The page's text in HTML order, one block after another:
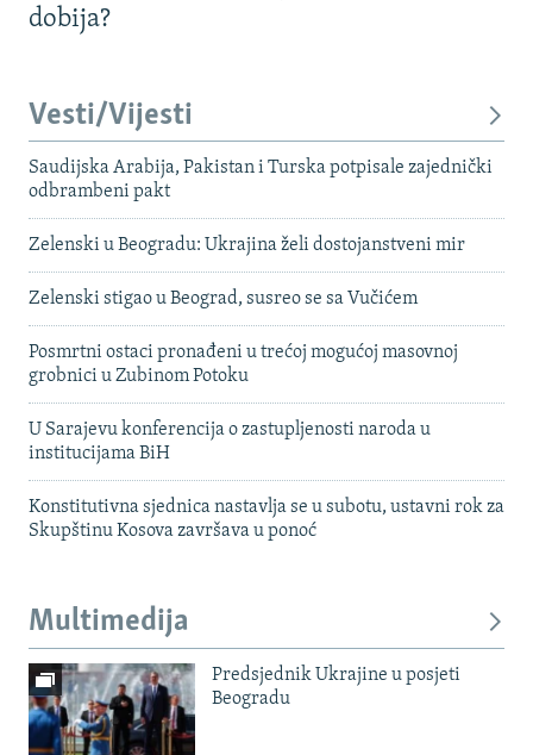
dobija?
Vesti/Vijesti
Saudijska Arabija, Pakistan i Turska potpisale zajednički
odbrambeni pakt
Zelenski u Beogradu: Ukrajina želi dostojanstveni mir
Zelenski stigao u Beograd, susreo se sa Vučićem
Posmrtni ostaci pronađeni u trećoj mogućoj masovnoj
grobnici u Zubinom Potoku
U Sarajevu konferencija o zastupljenosti naroda u
institucijama BiH
Konstitutivna sjednica nastavlja se u subotu, ustavni rok za
Skupštinu Kosova završava u ponoć
Multimedija
Predsjednik Ukrajine u posjeti
Beogradu